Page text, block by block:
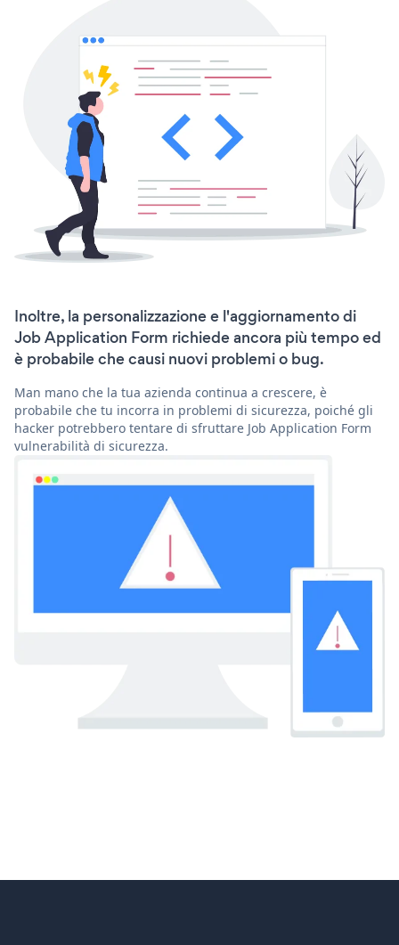
Inoltre, la personalizzazione e l'aggiornamento di
Job Application Form richiede ancora più tempo ed
è probabile che causi nuovi problemi o bug.
Man mano che la tua azienda continua a crescere, è
probabile che tu incorra in problemi di sicurezza, poiché gli
hacker potrebbero tentare di sfruttare Job Application Form
vulnerabilità di sicurezza.